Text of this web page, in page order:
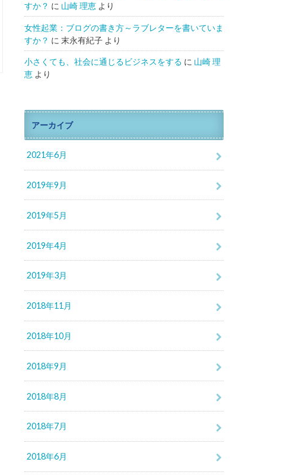
すか？ に 山崎 理恵 より
女性起業：ブログの書き方～ラブレターを書いていま
すか？ に 末永有紀子 より
小さくても、社会に通じるビジネスをする に 山崎 理
恵 より
アーカイブ
2021年6月
2019年9月
2019年5月
2019年4月
2019年3月
2018年11月
2018年10月
2018年9月
2018年8月
2018年7月
2018年6月